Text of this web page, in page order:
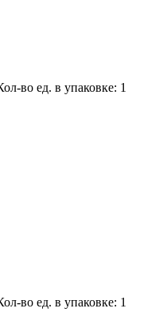
во ед. в упаковке: 1
во ед. в упаковке: 1